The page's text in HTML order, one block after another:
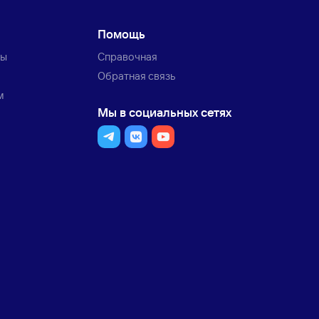
Помощь
Справочная
Обратная связь
Мы в социальных сетях